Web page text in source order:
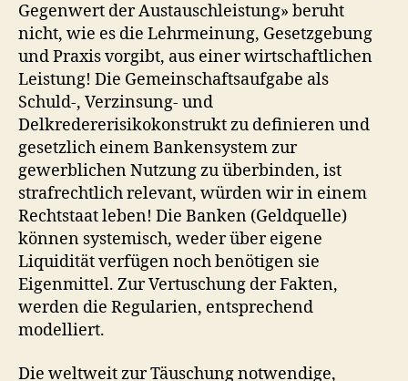
Gegenwert der Austauschleistung» beruht
nicht, wie es die Lehrmeinung, Gesetzgebung
und Praxis vorgibt, aus einer wirtschaftlichen
Leistung! Die Gemeinschaftsaufgabe als
Schuld-, Verzinsung- und
Delkredererisikokonstrukt zu definieren und
gesetzlich einem Bankensystem zur
gewerblichen Nutzung zu überbinden, ist
strafrechtlich relevant, würden wir in einem
Rechtstaat leben! Die Banken (Geldquelle)
können systemisch, weder über eigene
Liquidität verfügen noch benötigen sie
Eigenmittel. Zur Vertuschung der Fakten,
werden die Regularien, entsprechend
modelliert.
Die weltweit zur Täuschung notwendige,